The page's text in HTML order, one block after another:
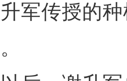
军传授的